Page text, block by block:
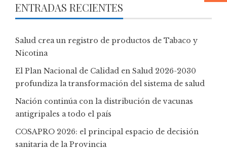
ENTRADAS RECIENTES
Salud crea un registro de productos de Tabaco y
Nicotina
El Plan Nacional de Calidad en Salud 2026-2030
profundiza la transformación del sistema de salud
Nación continúa con la distribución de vacunas
antigripales a todo el país
COSAPRO 2026: el principal espacio de decisión
sanitaria de la Provincia